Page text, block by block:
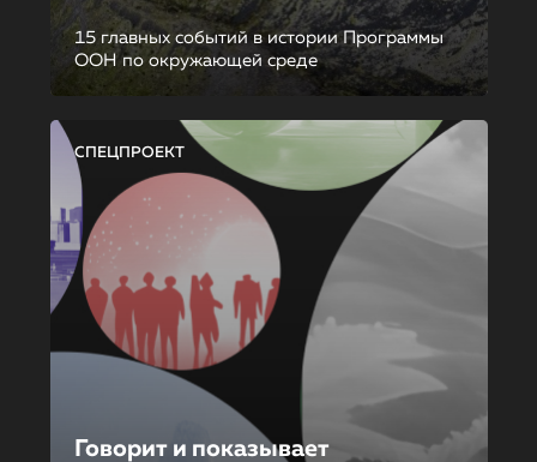
15 главных событий в истории Программы
ООН по окружающей среде
СПЕЦПРОЕКТ
Говорит и показывает